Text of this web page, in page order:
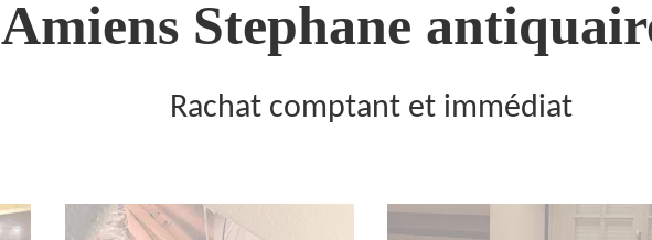
Amiens Stephane
Rachat comptant et immédiat